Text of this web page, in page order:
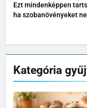
Ezt mindenképpen
ha szobanövényeket
Kategória